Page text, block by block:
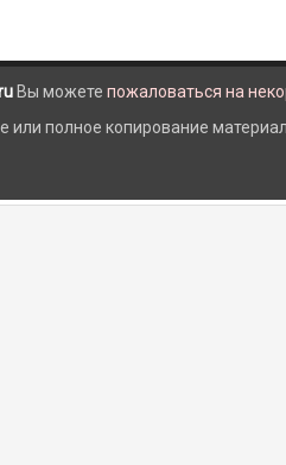
Вы можете пожаловаться на
или полное копирование